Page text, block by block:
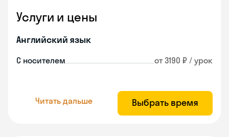
Услуги и цены
Английский язык
С носителем от 3190 ₽ / урок
Читать дальше Выбрать время